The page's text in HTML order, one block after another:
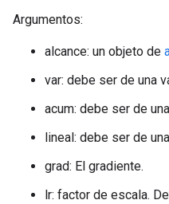
Argumentos:
alcance: un objeto de
var: debe ser de una
acum: debe ser de
lineal: debe ser de
grad: El gradiente.
lr: factor de escala.